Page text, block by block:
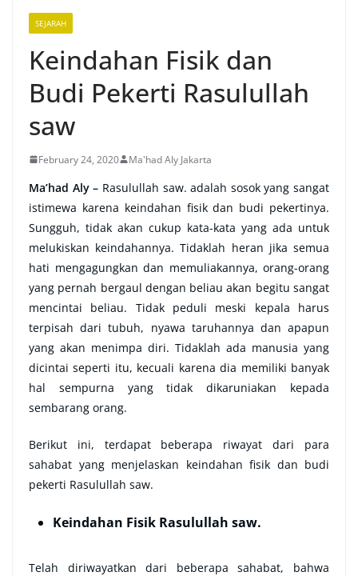
SEJARAH
Keindahan Fisik dan
Budi Pekerti Rasulullah
saw
February 24, 2020 Ma'had Aly Jakarta
Ma’had Aly – Rasulullah saw. adalah sosok yang sangat
istimewa karena keindahan fisik dan budi pekertinya.
Sungguh, tidak akan cukup kata-kata yang ada untuk
melukiskan keindahannya. Tidaklah heran jika semua
hati mengagungkan dan memuliakannya, orang-orang
yang pernah bergaul dengan beliau akan begitu sangat
mencintai beliau. Tidak peduli meski kepala harus
terpisah dari tubuh, nyawa taruhannya dan apapun
yang akan menimpa diri. Tidaklah ada manusia yang
dicintai seperti itu, kecuali karena dia memiliki banyak
hal sempurna yang tidak dikaruniakan kepada
sembarang orang.
Berikut ini, terdapat beberapa riwayat dari para
sahabat yang menjelaskan keindahan fisik dan budi
pekerti Rasulullah saw.
Keindahan Fisik Rasulullah saw.
Telah diriwayatkan dari beberapa sahabat, bahwa